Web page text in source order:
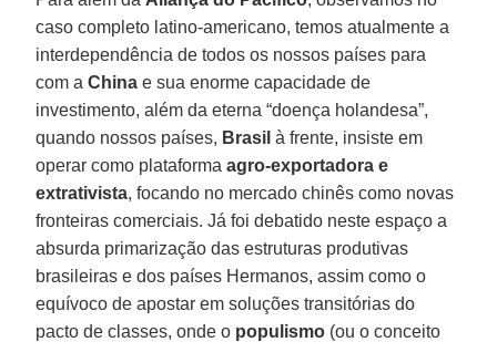
caso completo latino-americano, temos atualmente a
interdependência de todos os nossos países para
com a China e sua enorme capacidade de
investimento, além da eterna “doença holandesa”,
quando nossos países, Brasil à frente, insiste em
operar como plataformaagro-exportadora e
extrativista, focando no mercado chinês como novas
fronteiras comerciais. Já foi debatido neste espaço a
absurda primarização das estruturas produtivas
brasileiras e dos países Hermanos, assim como o
equívoco de apostar em soluções transitórias do
pacto de classes, onde o populismo (ou o conceito